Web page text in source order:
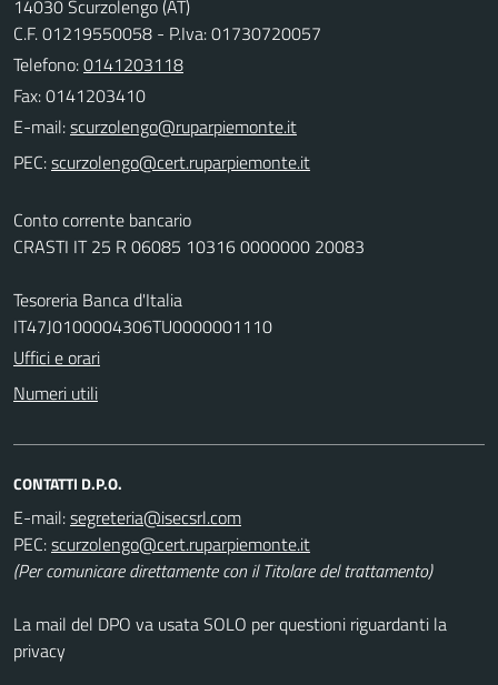
14030 Scurzolengo (AT)
C.F. 01219550058 - P.Iva: 01730720057
Telefono:0141203118
Fax: 0141203410
E-mail:
PEC:
Conto corrente bancario
CRASTI IT 25 R 06085 10316 0000000 20083
Tesoreria Banca d'Italia
IT47J0100004306TU0000001110
Uffici e orari
Numeri utili
CONTATTI D.P.O.
E-mail:
PEC:
(Per comunicare direttamente con il Titolare del trattamento)
La mail del DPO va usata SOLO per questioni riguardanti la
privacy